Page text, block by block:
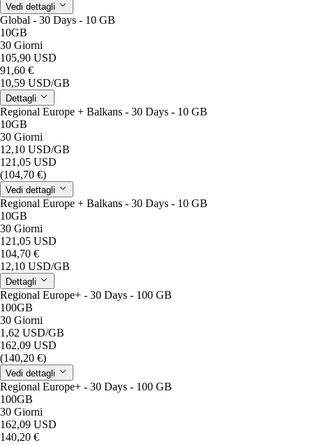
Vedi dettagli
Global - 30 Days - 10 GB
10GB
30 Giorni
105,90 USD
91,60 €
10,59 USD/GB
Dettagli
Regional Europe + Balkans - 30 Days - 10 GB
10GB
30 Giorni
12,10 USD/GB
121,05 USD
(104,70 €)
Vedi dettagli
Regional Europe + Balkans - 30 Days - 10 GB
10GB
30 Giorni
121,05 USD
104,70 €
12,10 USD/GB
Dettagli
Regional Europe+ - 30 Days - 100 GB
100GB
30 Giorni
1,62 USD/GB
162,09 USD
(140,20 €)
Vedi dettagli
Regional Europe+ - 30 Days - 100 GB
100GB
30 Giorni
162,09 USD
140,20 €